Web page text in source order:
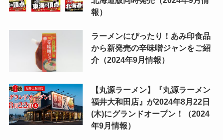
報）
ラーメンにぴったり！あみ印食品
から新発売の辛味噌ジャンをご紹
介（2024年9月情報）
【丸源ラーメン】『丸源ラーメン
福井大和田店』が2024年8月22日
(木)にグランドオープン！（2024
年9月情報）